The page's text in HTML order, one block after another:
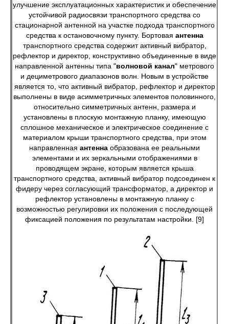
улучшение эксплуатационных характеристик и обеспечение
устойчивой радиосвязи транспортного средства со
стационарной антенной на участке подхода транспортного
средства к остановочному пункту. Бортовая антенна
транспортного средства содержит активный вибратор,
рефлектор и директор, конструктивно объединенные в виде
направленной антенны типа "волновой канал" метрового
и дециметрового диапазонов волн. Новым в устройстве
является то, что активный вибратор, рефлектор и директор
выполнены в виде асимметричных элементов половинного,
относительно симметричных антенн, размера и
установлены в плоскую монтажную планку, имеющую
сплошное механическое и электрическое соединение с
материалом крыши транспортного средства, при этом
направленная антенна образована ее реальными
элементами и их зеркальными отображениями в
проводящем экране, которым является крыша
транспортного средства, активный вибратор подсоединен к
фидеру через согласующий трансформатор, а директор и
рефлектор установлены в монтажную планку с
возможностью регулировки их положения с последующей
фиксацией положения по результатам настройки. [9]